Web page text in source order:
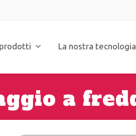
La nostra
a